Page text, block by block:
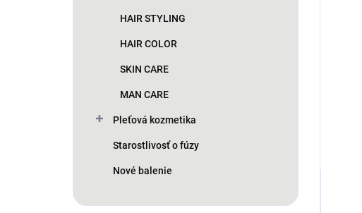
HAIR STYLING
HAIR COLOR
SKIN CARE
MAN CARE
Pleťová kozmetika
Starostlivosť o fúzy
Nové balenie